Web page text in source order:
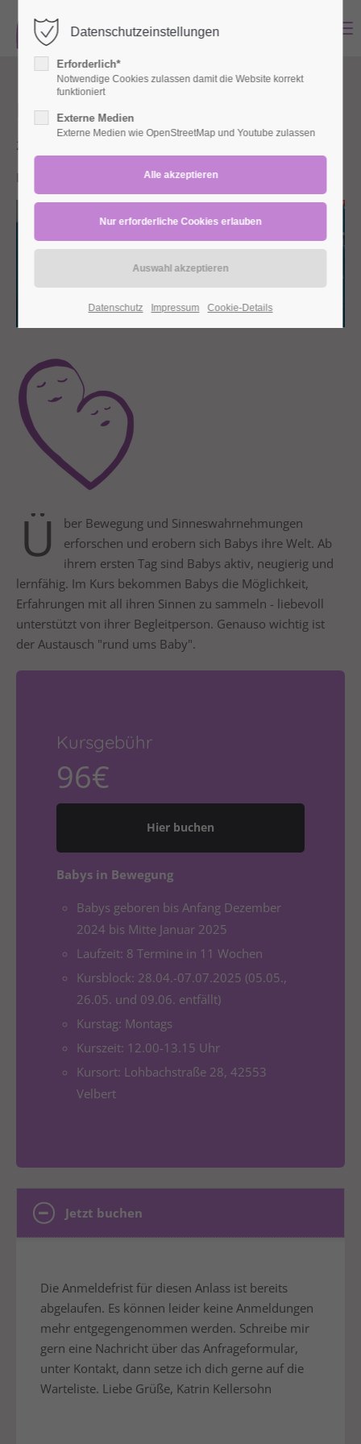
Login
Benutzername
Lost your password?
Support
24h / 365days
We offer support for our customers
Get in touch
Cybersteel Inc.
376-293 City Road, Suite 600
San Francisco, CA 94102
Have any questions?
info@yourdomain.com
About us
Aenean commodo ligula eget dolor. Aenean massa.
parturient montes, nascetur ridiculus mus. Donec
quam felis, ultricies nec.
Babys in Bewegung Mini
28.04.2025 12:00–07.07.2025 13:15
Lohbachstraße (Lohbachstraße 28, 42553 Velbert)
Ü
ber Bewegung und Sinneswahrnehmungen
erforschen und erobern sich Babys ihre Welt. Ab
ihrem ersten Tag sind Babys aktiv, neugierig und
lernfähig. Im Kurs bekommen Babys die Möglichkeit,
Erfahrungen mit all ihren Sinnen zu sammeln - liebevoll
unterstützt von ihrer Begleitperson. Genauso wichtig ist
der Austausch "rund ums Baby".
Kursgebühr
96€
Hier buchen
Babys in Bewegung
Babys geboren bis Anfang Dezember
2024 bis Mitte Januar 2025
Laufzeit: 8 Termine in 11 Wochen
Kursblock: 28.04.-07.07.2025 (05.05.,
26.05. und 09.06. entfällt)
Kurstag: Montags
Kurszeit: 12.00-13.15 Uhr
Kursort: Lohbachstraße 28, 42553
Velbert
Jetzt buchen
Die Anmeldefrist für diesen Anlass ist bereits
abgelaufen. Es können leider keine Anmeldungen
mehr entgegengenommen werden. Schreibe mir
gern eine Nachricht über das Anfrageformular,
unter Kontakt, dann setze ich dich gerne auf die
Warteliste. Liebe Grüße, Katrin Kellersohn
Datenschutzeinstellungen
Erforderlich*
Notwendige Cookies zulassen damit die Website korrekt
funktioniert
Externe Medien
Externe Medien wie OpenStreetMap und Youtube zulassen
Datenschutz Impressum Cookie-Details